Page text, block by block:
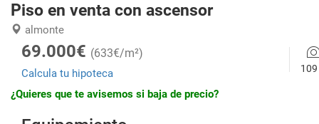
Piso en venta con ascensor
almonte
69.000€ (633€/m²)
Calcula tu hipoteca
109
¿Quieres que te avisemos si baja de precio?